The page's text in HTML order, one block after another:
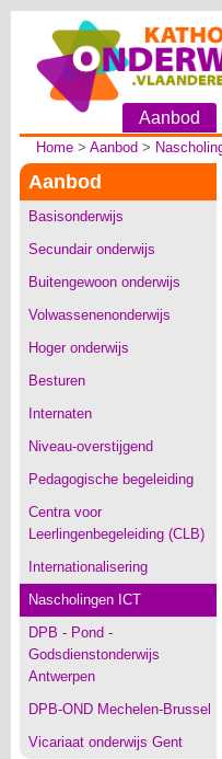
Aanbod
Home> Aanbod >
Aanbod
Basisonderwijs
Secundair onderwijs
Buitengewoon onderwijs
Volwassenenonderwijs
Hoger onderwijs
Besturen
Internaten
Niveau-overstijgend
Pedagogische begeleiding
Centra voor
Leerlingenbegeleiding (CLB)
Internationalisering
Nascholingen ICT
DPB - Pond -
Godsdienstonderwijs
Antwerpen
DPB-OND Mechelen-Brussel
Vicariaat onderwijs Gent